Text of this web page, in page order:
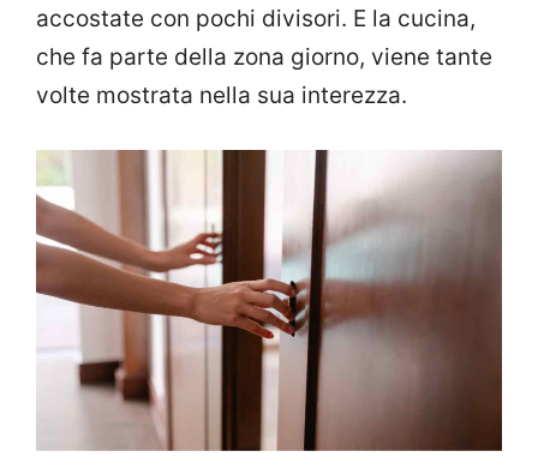
accostate con pochi divisori. E la cucina,
che fa parte della zona giorno, viene tante
volte mostrata nella sua interezza.